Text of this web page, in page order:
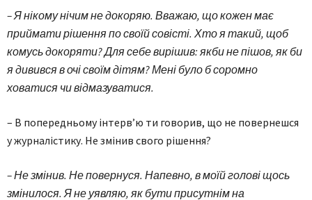
– Я нікому нічим не докоряю. Вважаю, що кожен має
приймати рішення по своїй совісті. Хто я такий, щоб
комусь докоряти? Для себе вирішив: якби не пішов, як би
я дивився в очі своїм дітям? Мені було б соромно
ховатися чи відмазуватися.
– В попередньому інтерв’ю ти говорив, що не повернешся
у журналістику. Не змінив свого рішення?
– Не змінив. Не повернуся. Напевно, в моїй голові щось
змінилося. Я не уявляю, як бути присутнім на